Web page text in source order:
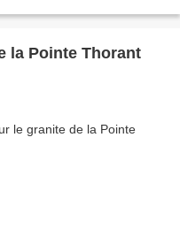
la Pointe Thorant